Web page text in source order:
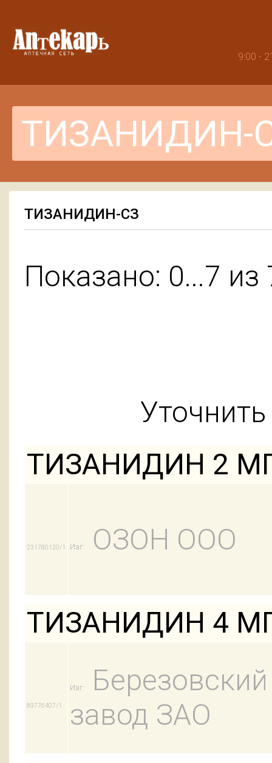
9:00 -
ТИЗАНИДИН-СЗ
Показано: 0...7 из
ТИЗАНИДИН 2
231780120/1 Изг: ОЗОН ООО
ТИЗАНИДИН 4
89776407/1
Изг:
завод ЗАО